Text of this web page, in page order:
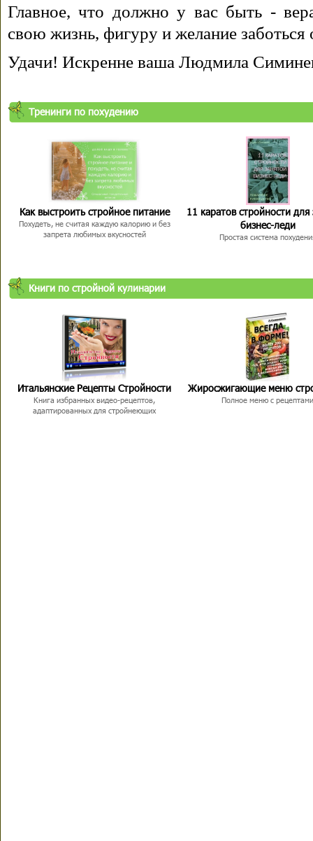
Главное, что должно у вас быть -
свою жизнь, фигуру и желание заботься
Удачи! Искренне ваша Людмила
Тренинги по похудению
Как выстроить стройное питание
Похудеть, не считая каждую калорию и без
запрета любимых вкусностей
11 каратов стройности для
бизнес-леди
Простая система
Книги по стройной кулинарии
Итальянские Рецепты Стройности
Книга избранных видео-рецептов,
адаптированных для стройнеющих
Жиросжигающие меню
Полное меню с рецептами